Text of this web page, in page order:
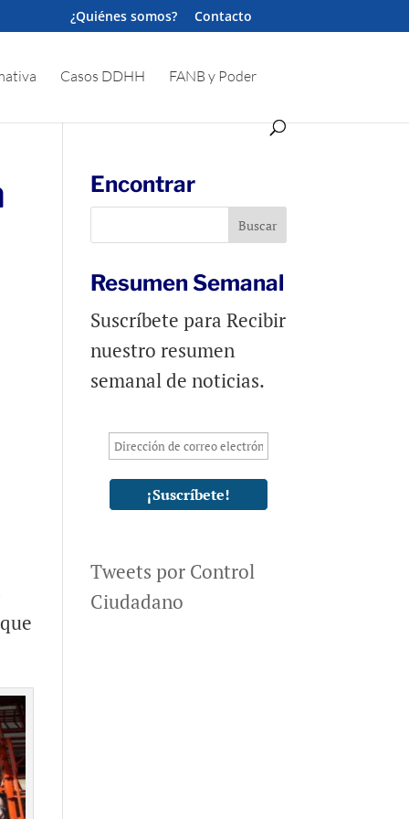
¿Quiénes somos? Contacto
Casos DDHH FANB y Poder
Encontrar
Resumen Semanal
Suscríbete para Recibir
nuestro resumen
semanal de noticias.
Tweets por Control
Ciudadano